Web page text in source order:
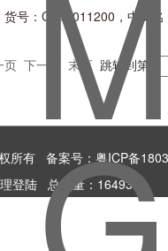
货号：CA10011200，中文名
醛，5ml
页 下一页 末页 跳转到第
所有 备案号：粤ICP备
登陆 总流量：1649380